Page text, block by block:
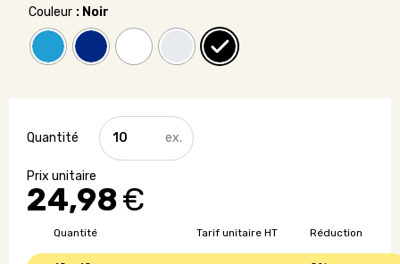
Couleur : Noir
24,98€
quantité
de
Parapluie
-
EXPRESS
Quantité Réduction
Tarif unitaire HT